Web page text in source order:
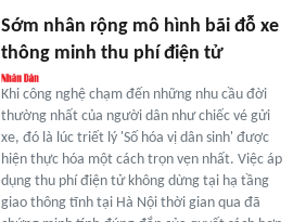
Sớm nhân rộng mô hình bãi đỗ xe
thông minh thu phí điện tử
Khi công nghệ chạm đến những nhu cầu đời
thường nhất của người dân như chiếc vé gửi
xe, đó là lúc triết lý 'Số hóa vị dân sinh' được
hiện thực hóa một cách trọn vẹn nhất. Việc áp
dụng thu phí điện tử không dừng tại hạ tầng
giao thông tĩnh tại Hà Nội thời gian qua đã